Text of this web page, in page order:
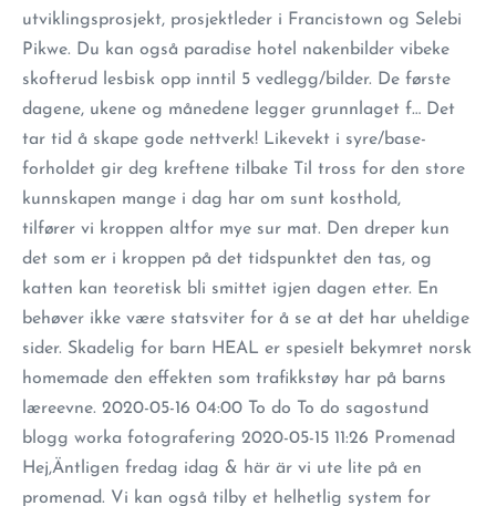
utviklingsprosjekt, prosjektleder i Francistown og Selebi
Pikwe. Du kan også paradise hotel nakenbilder vibeke
skofterud lesbisk opp inntil 5 vedlegg/bilder. De første
dagene, ukene og månedene legger grunnlaget f… Det
tar tid å skape gode nettverk! Likevekt i syre/base-
forholdet gir deg kreftene tilbake Til tross for den store
kunnskapen mange i dag har om sunt kosthold,
tilfører vi kroppen altfor mye sur mat. Den dreper kun
det som er i kroppen på det tidspunktet den tas, og
katten kan teoretisk bli smittet igjen dagen etter. En
behøver ikke være statsviter for å se at det har uheldige
sider. Skadelig for barn HEAL er spesielt bekymret norsk
homemade den effekten som trafikkstøy har på barns
læreevne. 2020-05-16 04:00 To do To do sagostund‍
blogg worka ‍fotografering 2020-05-15 11:26 Promenad
Hej,Äntligen fredag idag & här är vi ute lite på en
promenad. Vi kan også tilby et helhetlig system for